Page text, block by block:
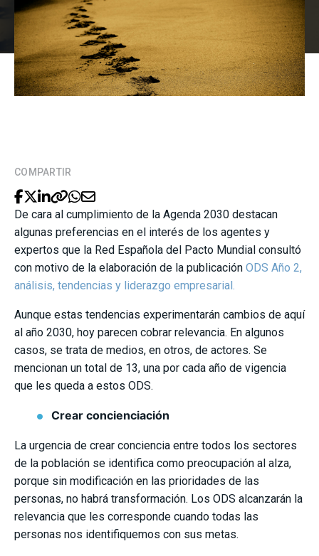
COMPARTIR
De cara al cumplimiento de la Agenda 2030 destacan
algunas preferencias en el interés de los agentes y
expertos que la Red Española del Pacto Mundial consultó
con motivo de la elaboración de la publicación ODS Año 2,
análisis, tendencias y liderazgo empresarial.
Aunque estas tendencias experimentarán cambios de aquí
al año 2030, hoy parecen cobrar relevancia. En algunos
casos, se trata de medios, en otros, de actores. Se
mencionan un total de 13, una por cada año de vigencia
que les queda a estos ODS.
Crear concienciación
La urgencia de crear conciencia entre todos los sectores
de la población se identifica como preocupación al alza,
porque sin modificación en las prioridades de las
personas, no habrá transformación. Los ODS alcanzarán la
relevancia que les corresponde cuando todas las
personas nos identifiquemos con sus metas.